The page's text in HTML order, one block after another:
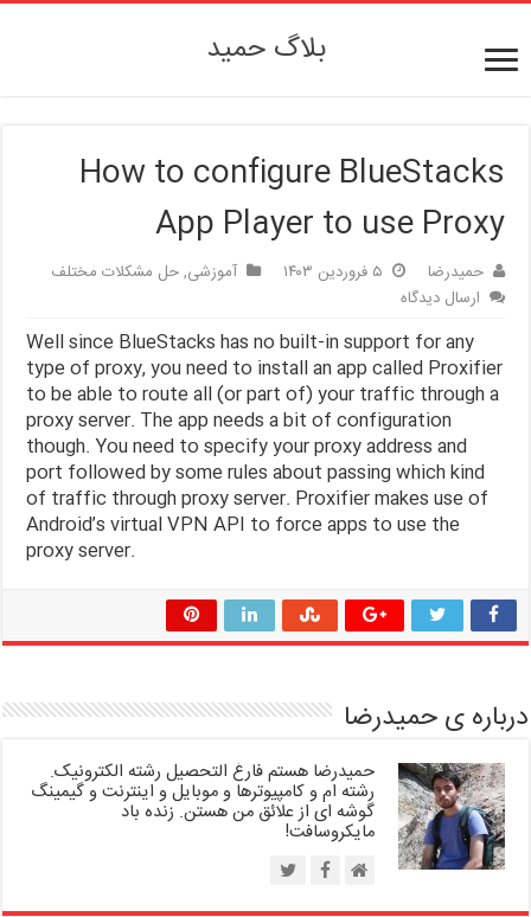
بلاگ حمید
How to configure BlueStacks
App Player to use Proxy
حمیدرضا ۵ فروردین ۱۴۰۳ آموزشی,حل مشکلات مختلف
ارسال دیدگاه
Well since BlueStacks has no built-in support for any
type of proxy, you need to install an app called Proxifier
to be able to route all (or part of) your traffic through a
proxy server. The app needs a bit of configuration
though. You need to specify your proxy address and
port followed by some rules about passing which kind
of traffic through proxy server. Proxifier makes use of
Android’s virtual VPN API to force apps to use the
proxy server.
درباره ی حمیدرضا
حمیدرضا هستم فارغ التحصیل رشته الکترونیک.
رشته ام و کامپیوترها و موبایل و اینترنت و گیمینگ
گوشه ای از علائق من هستن. زنده باد
مایکروسافت!